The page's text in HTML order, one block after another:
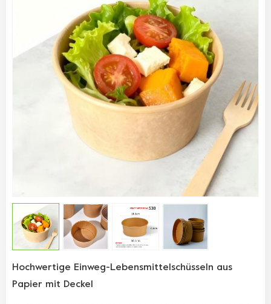
Hochwertige Einweg-Lebensmittelschüsseln aus
Papier mit Deckel